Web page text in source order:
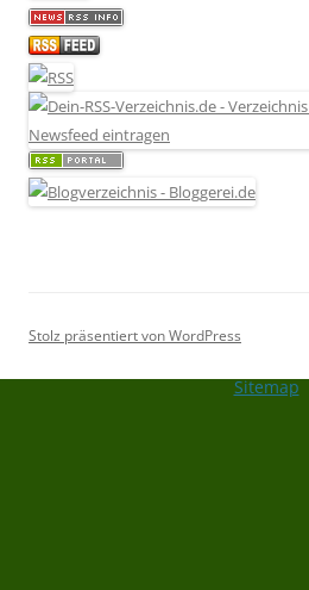
Stolz präsentiert von WordPress
Sitemap